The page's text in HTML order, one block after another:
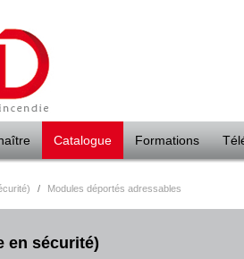
Catalogue Formations
/ Modules déportés adressables
en sécurité)